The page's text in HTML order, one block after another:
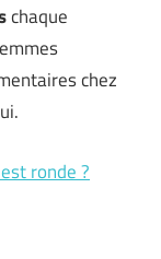
chaque
chez
ronde ?